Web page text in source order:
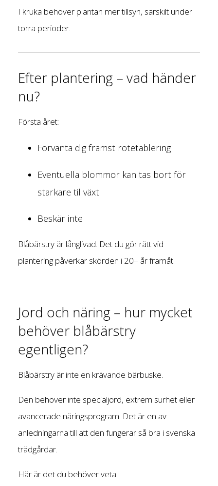
I kruka behöver plantan mer tillsyn, särskilt under
torra perioder.
Efter plantering – vad händer
nu?
Första året:
Förvänta dig främst rotetablering
Eventuella blommor kan tas bort för
starkare tillväxt
Beskär inte
Blåbärstry är långlivad. Det du gör rätt vid
plantering påverkar skörden i 20+ år framåt.
Jord och näring – hur mycket
behöver blåbärstry
egentligen?
Blåbärstry är inte en krävande bärbuske.
Den behöver inte specialjord, extrem surhet eller
avancerade näringsprogram. Det är en av
anledningarna till att den fungerar så bra i svenska
trädgårdar.
Här är det du behöver veta.